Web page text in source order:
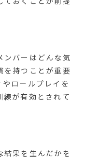
ンバーはどんな気
を持つことが重要
ロールプレイを
が有効とされて
結果を生んだかを